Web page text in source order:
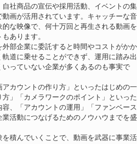
社商品の宣伝や採用活動、イベントの集
画が活用されています。キャッチーな音
な映像で、何十万回と再生される動画を
あります。
部企業に委託すると時間やコストがかか
道に乗せることができず、運用に踏み出
っていない企業が多くあるのも事実で
カウントの作り方」といったはじめの一
」「カメラワークのポイント」といった
、「アカウントの運用」「ファンベース
活動につなげるためのノウハウまでを盛
積んでいくことで、動画を武器に事業活